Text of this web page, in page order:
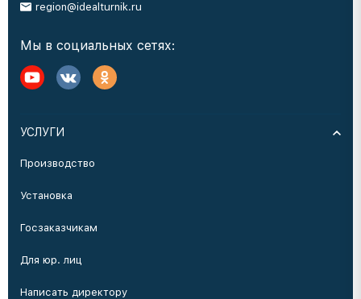
region@idealturnik.ru
Мы в социальных сетях:
УСЛУГИ
Производство
Установка
Госзаказчикам
Для юр. лиц
Написать директору